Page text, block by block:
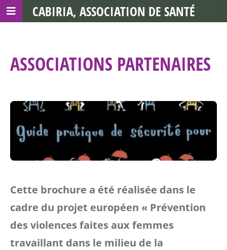
ASSOCIATIONS PARTENAIRES
Cette brochure a été réalisée dans le
cadre du projet européen « Prévention
des violences faites aux femmes
travaillant dans le milieu de la
CABIRIA, ASSOCIATION DE SANTÉ